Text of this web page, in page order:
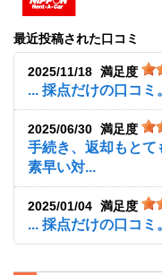
最近投稿された口コミ
2025/11/18 満足度
... 採点だけの口コミ
2025/06/30 満足度
手続き、返却もとて
素早い対...
2025/01/04 満足度
... 採点だけの口コミ